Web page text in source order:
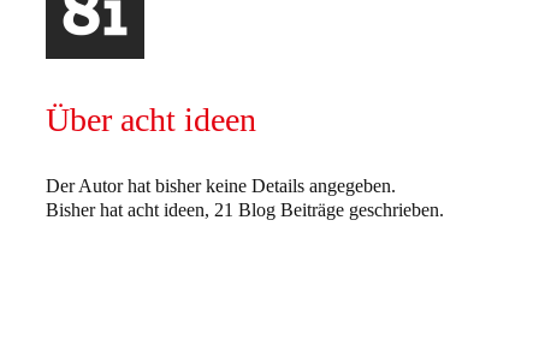
Über acht ideen
Der Autor hat bisher keine Details angegeben.
Bisher hat acht ideen, 21 Blog Beiträge geschrieben.